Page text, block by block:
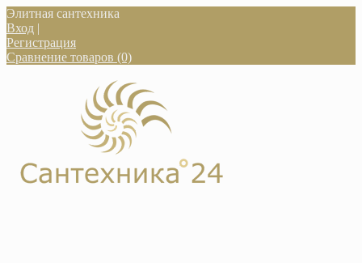
Элитная сантехника
Вход |
Регистрация
Сравнение товаров (0)